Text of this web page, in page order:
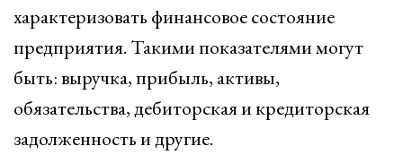
характеризовать финансовое состояние
предприятия. Такими показателями могут
быть: выручка, прибыль, активы,
обязательства, дебиторская и кредиторская
задолженность и другие.